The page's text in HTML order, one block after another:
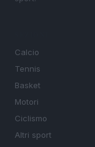
Calcio
Tennis
Basket
Motori
Ciclismo
Altri sport